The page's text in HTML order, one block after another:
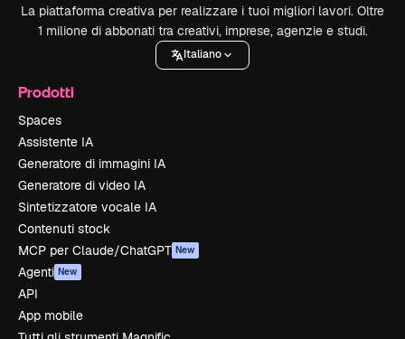
La piattaforma creativa per realizzare i tuoi migliori lavori. Oltre
1 milione di abbonati tra creativi, imprese, agenzie e studi.
Italiano
Prodotti
Spaces
Assistente IA
Generatore di immagini IA
Generatore di video IA
Sintetizzatore vocale IA
Contenuti stock
MCP per Claude/ChatGPT New
Agenti New
API
App mobile